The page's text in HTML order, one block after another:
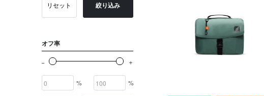
リセット 絞り込み
オフ率
% %